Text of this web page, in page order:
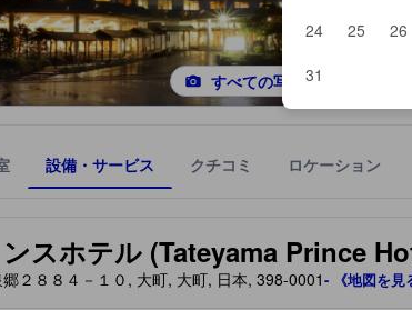
24
25 26
31
すべての写真を見る
設備・サービス クチコミ ロケーション
スホテル (Tateyama Prince
トから受け取った情報であり、宿泊施設に備わってい
２８８４－１０, 大町, 大町, 日本, 398-0001- 《地図を見